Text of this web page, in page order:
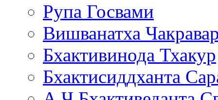
Рупа Госвами
Вишванатха
Бхактивинода Тхакур
Бхактисиддханта